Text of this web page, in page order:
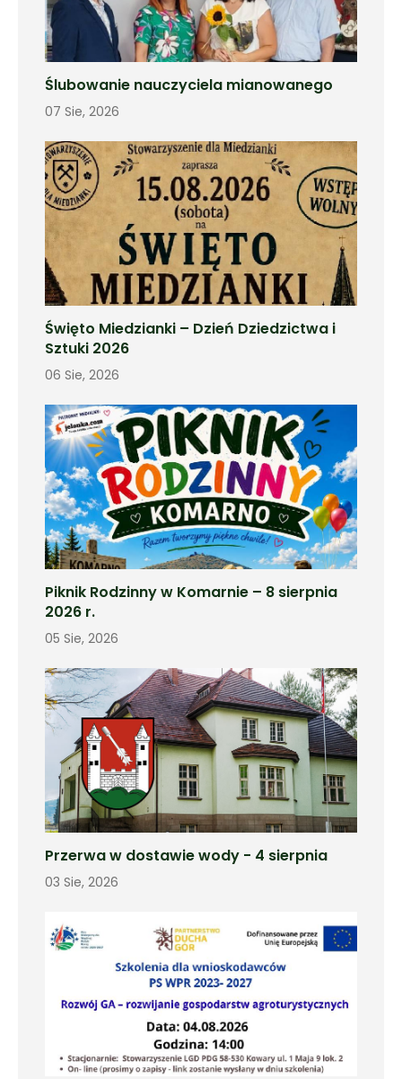
Ślubowanie nauczyciela mianowanego
07 Sie, 2026
Święto Miedzianki – Dzień Dziedzictwa i
Sztuki 2026
06 Sie, 2026
Piknik Rodzinny w Komarnie – 8 sierpnia
2026 r.
05 Sie, 2026
Przerwa w dostawie wody - 4 sierpnia
03 Sie, 2026